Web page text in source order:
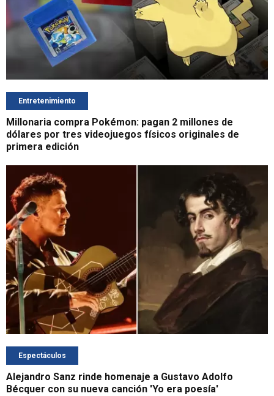
Entretenimiento
Millonaria compra Pokémon: pagan 2 millones de
dólares por tres videojuegos físicos originales de
primera edición
Espectáculos
Alejandro Sanz rinde homenaje a Gustavo Adolfo
Bécquer con su nueva canción 'Yo era poesía'